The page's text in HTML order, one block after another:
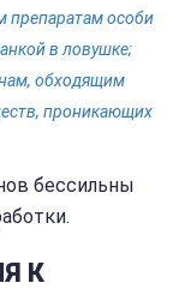
препаратам особи
в ловушке;
обходящим
проникающих
бессильны
К